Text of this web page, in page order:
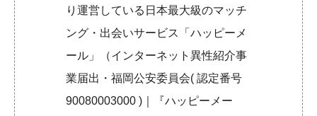
り運営している日本最大級のマッチ
ング・出会いサービス「ハッピーメ
ール」（インターネット異性紹介事
業届出・福岡公安委員会( 認定番号
90080003000 )｜『ハッピーメー